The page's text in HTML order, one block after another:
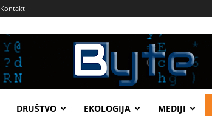
Kontakt
DRUŠTVO EKOLOGIJA MEDIJI